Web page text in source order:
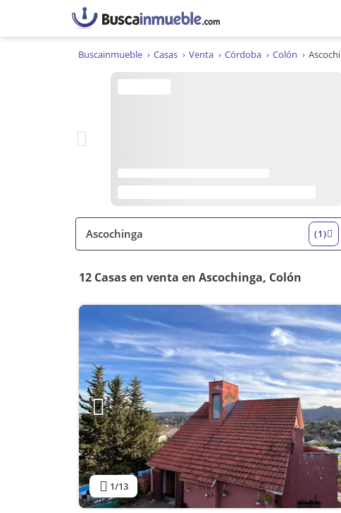
Buscainmueble Casas Venta Córdoba Colón
(1)
12 Casas en venta en Ascochinga, Colón
1/13